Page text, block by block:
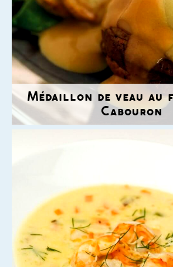
Médaillon de veau au
Cabouron